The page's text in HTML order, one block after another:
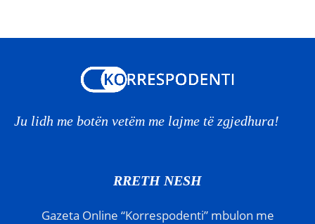
Ju lidh me botën vetëm me lajme të zgjedhura!
RRETH NESH
Gazeta Online “Korrespodenti” mbulon me